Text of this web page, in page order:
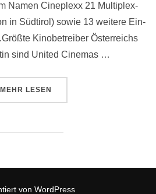
Namen Cineplexx 21 Multiplex-
in Südtirol) sowie 13 weitere Ein-
Kinobetreiber Österreichs
sind United Cinemas …
MEHR ÜBER „CINEPLEXX – MEHR ALS
LESEN
von WordPress